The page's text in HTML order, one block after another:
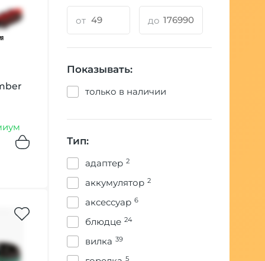
Плитки для розжига угля
Средства для чистки
Столики
Чемоданы и сумки для
Шланги для кальяна
Щипцы
от до
Показывать:
только в наличии
Тип:
адаптер 2
аккумулятор 2
аксессуар 6
блюдце 24
вилка 39
5